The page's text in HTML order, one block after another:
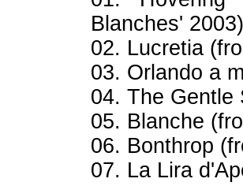
Blanches' 2003)
02. Lucretia
03. Orlando a
04. The Gentle
05. Blanche
06. Bonthrop
07. La Lira